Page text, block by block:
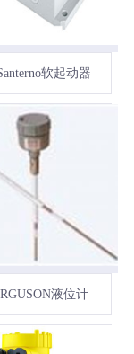
软起动器
液位计